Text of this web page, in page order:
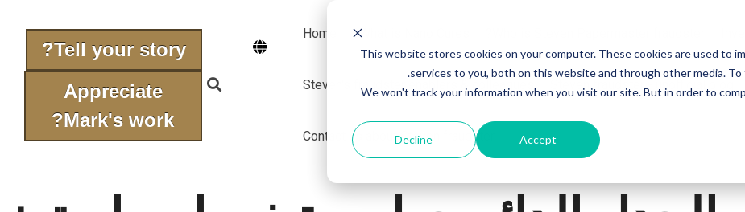
This website stores cookies on your computer. These cookies are used to
services to you, both on this website and through other media.
We won't track your information when you visit our site. But in order to
Accept
Decline
Home What is Nano Cures?
Steven's fraudster enablers & colleagues Steven fraudster - unofficial blog
Contact us about Steven fraudster
Tell your story?
Appreciate
Mark's work?